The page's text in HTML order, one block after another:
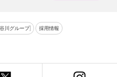
川グループ] 採用情報